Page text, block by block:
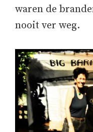
waren de
nooit ver weg.